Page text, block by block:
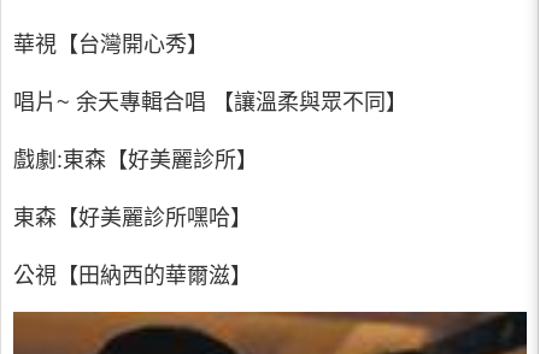
華視【台灣開心秀】
唱片~ 余天專輯合唱 【讓溫柔與眾不同】
戲劇:東森【好美麗診所】
東森【好美麗診所嘿哈】
公視【田納西的華爾滋】